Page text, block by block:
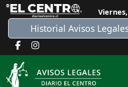
Skip to content
Historial Avisos